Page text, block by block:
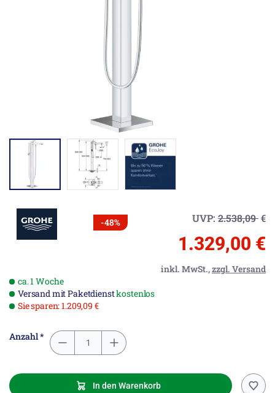
-48% UVP: 2.538,09€
1.329,00 €
inkl. MwSt.,zzgl. Versand
ca. 1 Woche
Versand mit Paketdienstkostenlos
Sie sparen: 1.209,09 €
Anzahl *
In den Warenkorb